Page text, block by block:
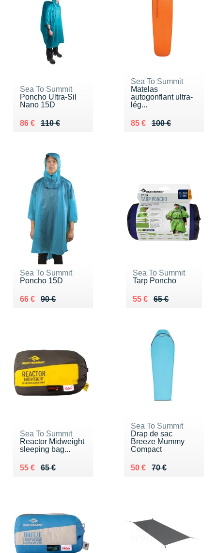
Sea To Summit
Poncho Ultra-Sil
Nano 15D
110 €
Au lieu de 110 €
86 €
Vendu 86 €
Sea To Summit
Matelas
autogonflant ultra-
lég...
100 €
Au lieu de 100 €
85 €
Vendu 85 €
Sea To Summit
Poncho 15D
90 €
Au lieu de 90 €
66 €
Vendu 66 €
Sea To Summit
Tarp Poncho
65 €
Au lieu de 65 €
55 €
Vendu 55 €
Sea To Summit
Reactor Midweight
sleeping bag...
65 €
Au lieu de 65 €
55 €
Vendu 55 €
Sea To Summit
Drap de sac
Breeze Mummy
Compact
70 €
Au lieu de 70 €
50 €
Vendu 50 €